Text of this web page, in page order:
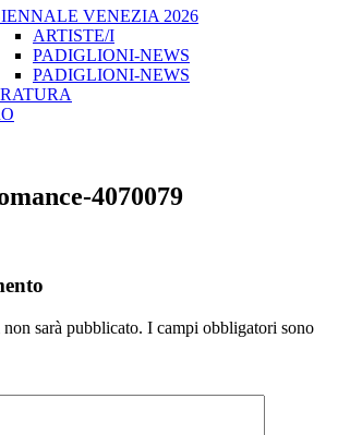
VENEZIA 2026
ARTISTE/I
PADIGLIONI-NEWS
PADIGLIONI-NEWS
4070079
sarà pubblicato. I campi obbligatori sono